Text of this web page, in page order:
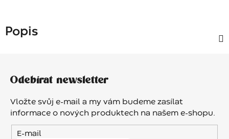
Popis
Odebírat newsletter
Vložte svůj e-mail a my vám budeme zasílat
informace o nových produktech na našem e-shopu.
E-mail